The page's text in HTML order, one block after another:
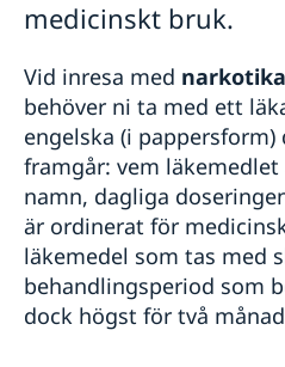
Provisoriskt pass
Förnyelse av pass för barn
Ansökan om pass för barn
Samordningsnummer
Nationellt id-kort
Registrera nyfödd
Akut hjälp
Juridisk hjälp i Albanien
Om du blir sjuk eller råkar
Ekonomiskt nödställd
Terrorism
In- och utresebestämmelser
Hälso- och sjukvård
Kriminalitet och personlig
Trafiksäkerhet
Försäkringsskydd
Resa i Albanien
Övriga upplysningar
Pass och ID-kort
Utvecklingssamarbete
Samarbetspartners
Dataskyddspolicy för
medicinskt bruk.
Vid inresa med
behöver ni ta med ett
engelska (i
framgår: vem
namn, dagliga
är ordinerat för
läkemedel som tas med
behandlingsperiod som
dock högst för två